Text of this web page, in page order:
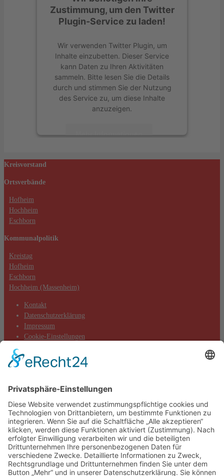
Zustimmung, um den Twitter
Plugin-Service zu laden!
Wir verwenden Twitter Plugin, um
Inhalte einzubetten. Dieser Service
kann Daten zu Ihren Aktivitäten
sammeln. Bitte lesen Sie die Details
durch und stimmen Sie der Nutzung
des Service zu, um diese Inhalte
anzuzeigen.
Mehr Informationen
Akzeptieren
Kreisvorstand
Ortsverbände
Hofheim
Hochheim
Eschborn
Kommunalpolitik
Kreistag
Hofheim
Eschborn
Hochheim (Massenheim)
Kontakt
Datenschutzerklärung
Impressum
Cookie-Einstellungen
Aktuelles
Aktionen
Termine